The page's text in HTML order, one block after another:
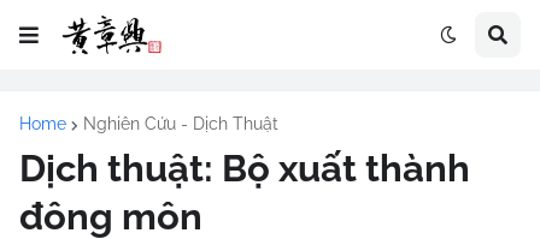
Home Nghiên Cứu - Dịch Thuật
Dịch thuật: Bộ xuất thành
đông môn